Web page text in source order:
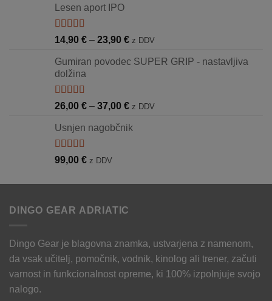
do
Lesen aport IPO
Ocenjeno
5.00
14,90 € – 23,90 €Cenovni
od
23,90 €
z DDV
Gumiran povodec SUPER GRIP - nastavljiva
dolžina
Ocenjeno
5.00
26,00 € – 37,00 €Cenovni
od
z DDV
Usnjen nagobčnik
Ocenjeno
5.00
99,00 € z DDV
DINGO GEAR ADRIATIC
Dingo Gear je blagovna znamka, ustvarjena z namenom,
da vsak učitelj, pomočnik, vodnik, kinolog ali trener, začuti
varnost in funkcionalnost opreme, ki 100% izpolnjuje svojo
nalogo.